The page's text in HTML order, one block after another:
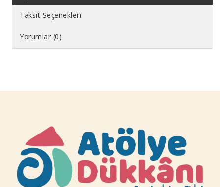
Taksit Seçenekleri
Yorumlar (0)